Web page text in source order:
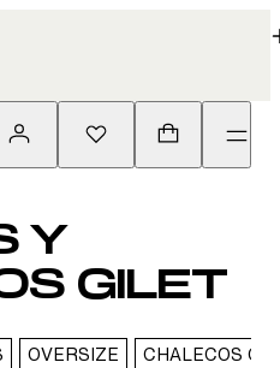
Y
GILET
OVERSIZE CHALECOS